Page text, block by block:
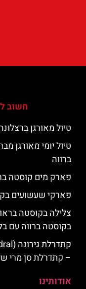
חשוב
טיול מאורגן
טיול יומי מאורגן
ברווה
פארק מים קוסטה
פארקי שעשועים
צלילה בקוסטה
בקוסטה ברווה עם
– קתדרלת סן מרי
אודותינו